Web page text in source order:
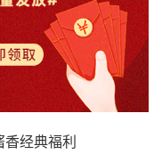
香经典福利